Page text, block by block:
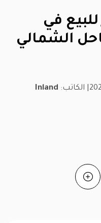
99 متر للبيع في
الشمالي
| الكاتب: Inland